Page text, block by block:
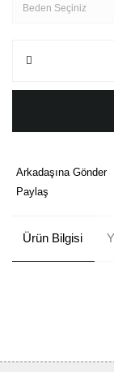
Arkadaşına Gönder
Paylaş
Ürün Bilgisi